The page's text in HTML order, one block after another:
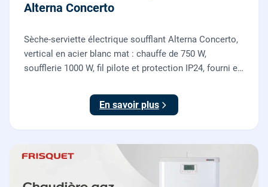
Alterna Concerto
Sèche-serviette électrique soufflant Alterna Concerto,
vertical en acier blanc mat : chauffe de 750 W,
soufflerie 1000 W, fil pilote et protection IP24, fourni et
En savoir plus